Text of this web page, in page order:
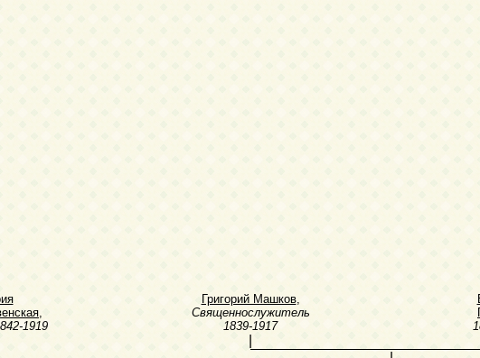
1919
Григорий Машков,
Священнослужитель
1839-1917